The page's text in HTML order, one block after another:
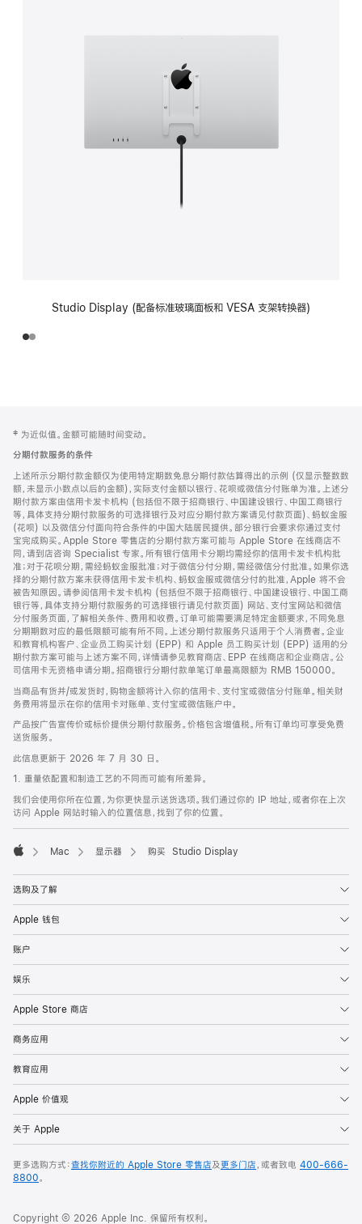
Studio Display (配备标准玻璃面板和 VESA 支架转换器)
页
页
脚
注
‡ 为近似值。金额可能随时间变动。
分期付款服务的条件
上述所示分期付款金额仅为使用特定期数免息分期付款估算得出的示例 (仅显示整数数
额，未显示小数点以后的金额)，实际支付金额以银行、花呗或微信分付账单为准。上述分
期付款方案由信用卡发卡机构 (包括但不限于招商银行、中国建设银行、中国工商银行
等，具体支持分期付款服务的可选择银行及对应分期付款方案请见付款页面)、蚂蚁金服
(花呗) 以及微信分付面向符合条件的中国大陆居民提供。部分银行会要求你通过支付
宝完成购买。Apple Store 零售店的分期付款方案可能与 Apple Store 在线商店不
同，请到店咨询 Specialist 专家。所有银行信用卡分期均需经你的信用卡发卡机构批
准；对于花呗分期，需经蚂蚁金服批准；对于微信分付分期，需经微信分付批准。如果你选
择的分期付款方案未获得信用卡发卡机构、蚂蚁金服或微信分付的批准，Apple 将不会
被告知原因。请参阅信用卡发卡机构 (包括但不限于招商银行、中国建设银行、中国工商
银行等，具体支持分期付款服务的可选择银行请见付款页面) 网站、支付宝网站和微信
分付服务页面，了解相关条件、费用和收费。订单可能需要满足特定金额要求，不同免息
分期期数对应的最低限额可能有所不同。上述分期付款服务只适用于个人消费者。企业
和教育机构客户、企业员工购买计划 (EPP) 和 Apple 员工购买计划 (EPP) 适用的分
期付款方案可能与上述方案不同，详情请参见教育商店、EPP 在线商店和企业商店。公
司信用卡无资格申请分期。招商银行分期付款单笔订单最高限额为 RMB 150000。
当商品有货并/或发货时，购物金额将计入你的信用卡、支付宝或微信分付账单。相关财
务费用将显示在你的信用卡对账单、支付宝或微信账户中。
产品按广告宣传价或标价提供分期付款服务。价格包含增值税。所有订单均可享受免费
送货服务。
此信息更新于 2026 年 7 月 30 日。
1. 重量依配置和制造工艺的不同而可能有所差异。
我们会使用你所在位置，为你更快显示送货选项。我们通过你的 IP 地址，或者你在上次
访问 Apple 网站时输入的位置信息，找到了你的位置。
Mac 显示器 购买 Studio Display
选购及了解
Apple 钱包
账户
娱乐
Apple Store 商店
商务应用
教育应用
Apple 价值观
关于 Apple
更多选购方式：查找你附近的 Apple Store 零售店及更多门店，或者致电 400-666-
8800。
Copyright © 2026 Apple Inc. 保留所有权利。